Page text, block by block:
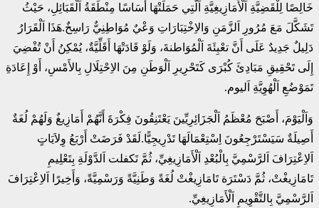
خَالِصًا لِلْقَضِيَّةِ اَلْأَمَازِيغِيَّةِ اَلَّتِي حَمَلَتْهَا أَسَاسًا مِنْطَقَةُ اَلْقَبَائِلِ، حَيْثُ
تَشَكَّلَ مَعَ مُرُورِ اَلزَّمَنِ وَالاِخْتِبَارَاتِ وَعْيٌ مُوَاطِنِيٌّ رَاسِخٌ.هَذَا اَلْقَرَارُ
دَلِيلٌ جَدِيدٌ عَلَى أَنَّ تعْبِئَةَ اَلْمُوَاطنةَ، وَلَوْ قَادَتْهَا أَقَلِّيَّةٌ، يُمْكِنُ أَنْ تُفْضِيَ
إِلَى تَحْقِيقِ مَبَادِئَ كُبْرَى كَتَحْرِيرِ اَلْوَطَنِ مِنَ الاِحْتِلَالِ بِالأَمْسِ، أَوْ إِعَادَةِ
تَمَوْضُعِ اَلْهُوِيَّةِ اَليوم.
وَاَلْيَوْمَ، أَصْبَحَ مُعْظَمُ اَلْجَزَائِرِيِّينَ يَعْتَنِقُونَ فِكْرَةَ أَنَّهُمْ أَمَازِيغٌ وَلَهُمْ لُغَةٌ
أَصِيلَةٌ سَيَسْتَرْجِعُونَ اِسْتِعْمَالَهَا تَدْرِيجِيًّا.لَقَدْ فَرَضَتْ أَرْبَعُ وِلاَيَاتٍ
اَلاِعْتِرَافَ اَلرَّسْمِيَّ بِالْبُعْدِ اَلْأَمَازِيغِيِّ، ثُمَّ تَكفلت اَلدَّوْلَةِ بِتَعْلِيمِ
تَامَازِيغْتْ، ثُمَّ دَسْتَرَة تَامَازِيغْتْ لُغَةً وَطَنِيَّةً وَرَسْمِيَّةً، وَأَخِيرًا اَلاِعْتِرَافَ
اَلرَّسْمِيَّ بِالتَّقْوِيمِ اَلْأَمَازِيغِيِّ.